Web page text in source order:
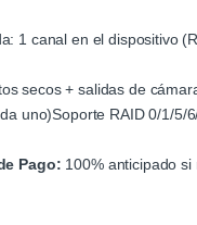
1 canal en el dispositivo
secos + salidas de
uno)Soporte RAID 0/1/5/
Pago: 100% anticipado